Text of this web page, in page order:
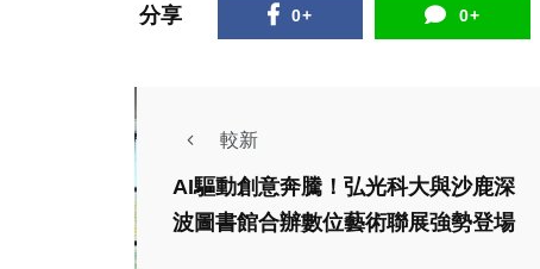
分享 0+ 0+
較新
AI驅動創意奔騰！弘光科大與沙鹿深
波圖書館合辦數位藝術聯展強勢登場
政治